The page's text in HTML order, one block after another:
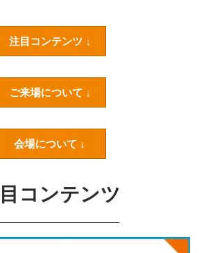
注目コンテンツ ↓
ご来場について ↓
会場について ↓
コンテンツ